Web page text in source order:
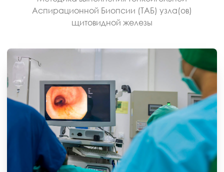
Аспирационной Биопсии (ТАБ) узла(ов)
щитовидной железы